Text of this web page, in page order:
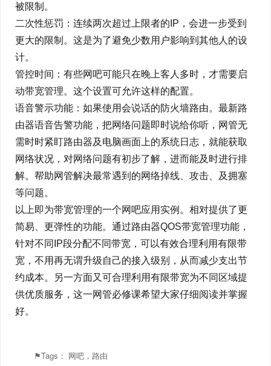
被限制。
二次性惩罚：连续两次超过上限者的IP，会进一步受到
更大的限制。这是为了避免少数用户影响到其他人的设
计。
管控时间：有些网吧可能只在晚上客人多时，才需要启
动带宽管理。这个设置可允许这样的配置。
语音警示功能：如果使用会说话的防火墙路由。最新路
由器语音告警功能，把网络问题即时说给你听，网管无
需时时紧盯路由器及电脑画面上的系统日志，就能获取
网络状况，对网络问题有初步了解，进而能及时进行排
解。帮助网管解决最常遇到的网络掉线、攻击、及拥塞
等问题。
以上即为带宽管理的一个网吧应用实例。相对提供了更
简易、更弹性的功能。通过路由器QOS带宽管理功能，
针对不同IP段分配不同带宽，可以有效合理利用有限带
宽，不用再无谓升级自己的接入级别，从而减少支出节
约成本。另一方面又可合理利用有限带宽为不同区域提
供优质服务，这一网管必修课希望大家仔细阅读并掌握
好。
⚑Tags： 网吧，路由